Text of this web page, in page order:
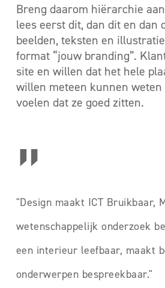
Breng daarom hiërarchie
lees eerst dit, dan dit en dan
beelden, teksten en
format “jouw branding”.
site en willen dat het hele
willen meteen kunnen
voelen dat ze goed zitten.
”
"Design maakt ICT Bruikbaar,
wetenschappelijk onderzoek
een interieur leefbaar, maakt
onderwerpen bespreekbaar."